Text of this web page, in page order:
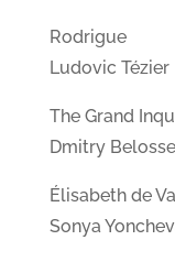
Ludovic Tézier
The
Dmitry
Sonya